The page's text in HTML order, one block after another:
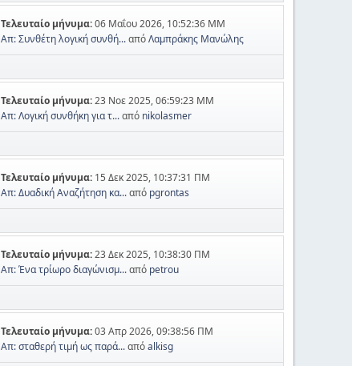
Τελευταίο μήνυμα:06 Μαΐου 2026, 10:52:36 ΜΜ
Απ: Συνθέτη λογική συνθή...απόΛαμπράκης Μανώλης
Τελευταίο μήνυμα:23 Νοε 2025, 06:59:23 ΜΜ
Απ: Λογική συνθήκη για τ...από nikolasmer
Τελευταίο μήνυμα: 15 Δεκ 2025, 10:37:31 ΠΜ
Απ: Δυαδική Αναζήτηση κα...από pgrontas
Τελευταίο μήνυμα:23 Δεκ 2025, 10:38:30 ΠΜ
Απ: Ένα τρίωρο διαγώνισμ...από petrou
Τελευταίο μήνυμα:03 Απρ 2026, 09:38:56 ΠΜ
Απ: σταθερή τιμή ως παρά...απόalkisg